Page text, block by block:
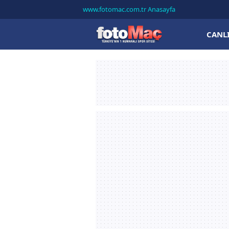
www.fotomac.com.tr Anasayfa